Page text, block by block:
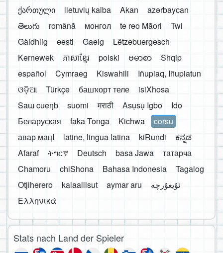
ქართული
lietuvių kalba Akan
azərbaycan
తెలుగు
română монгол te reo Māori
Twi
Gàidhlig
eesti Gaelg
Lëtzebuergesch
Kernewek
ភាសាខ្មែរ polski ဗမာစာ
Shqip
español
Cymraeg Kiswahili
Iñupiaq, Iñupiatun
ଓଡ଼ିଆ
Türkçe башҡорт теле
isiXhosa
Saɯ cueŋƅ
suomi मराठी Asụsụ Igbo
Ido
Беларуская
faka Tonga Kichwa
corsu
авар мацӀ
latine, lingua latina kiRundi
ಕನ್ನಡ
Afaraf
ትግርኛ Deutsch basa Jawa
татарча
Chamoru
chiShona Bahasa Indonesia
Tagalog
Otjiherero
kalaallisut aymar aru
Ελληνικά
Stats nach Land der Spieler